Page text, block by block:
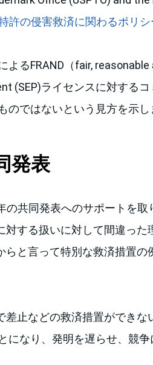
許の侵害救済に関わるポリシ
よるFRAND（fair,
(SEP)ライセンスに対する
ではないという見方を示し
発表
の共同発表へのサポートを取
対する扱いに対して間違った
らと言って特別な救済措置
差止などの救済措置ができ
になり、発明を遅らせ、競